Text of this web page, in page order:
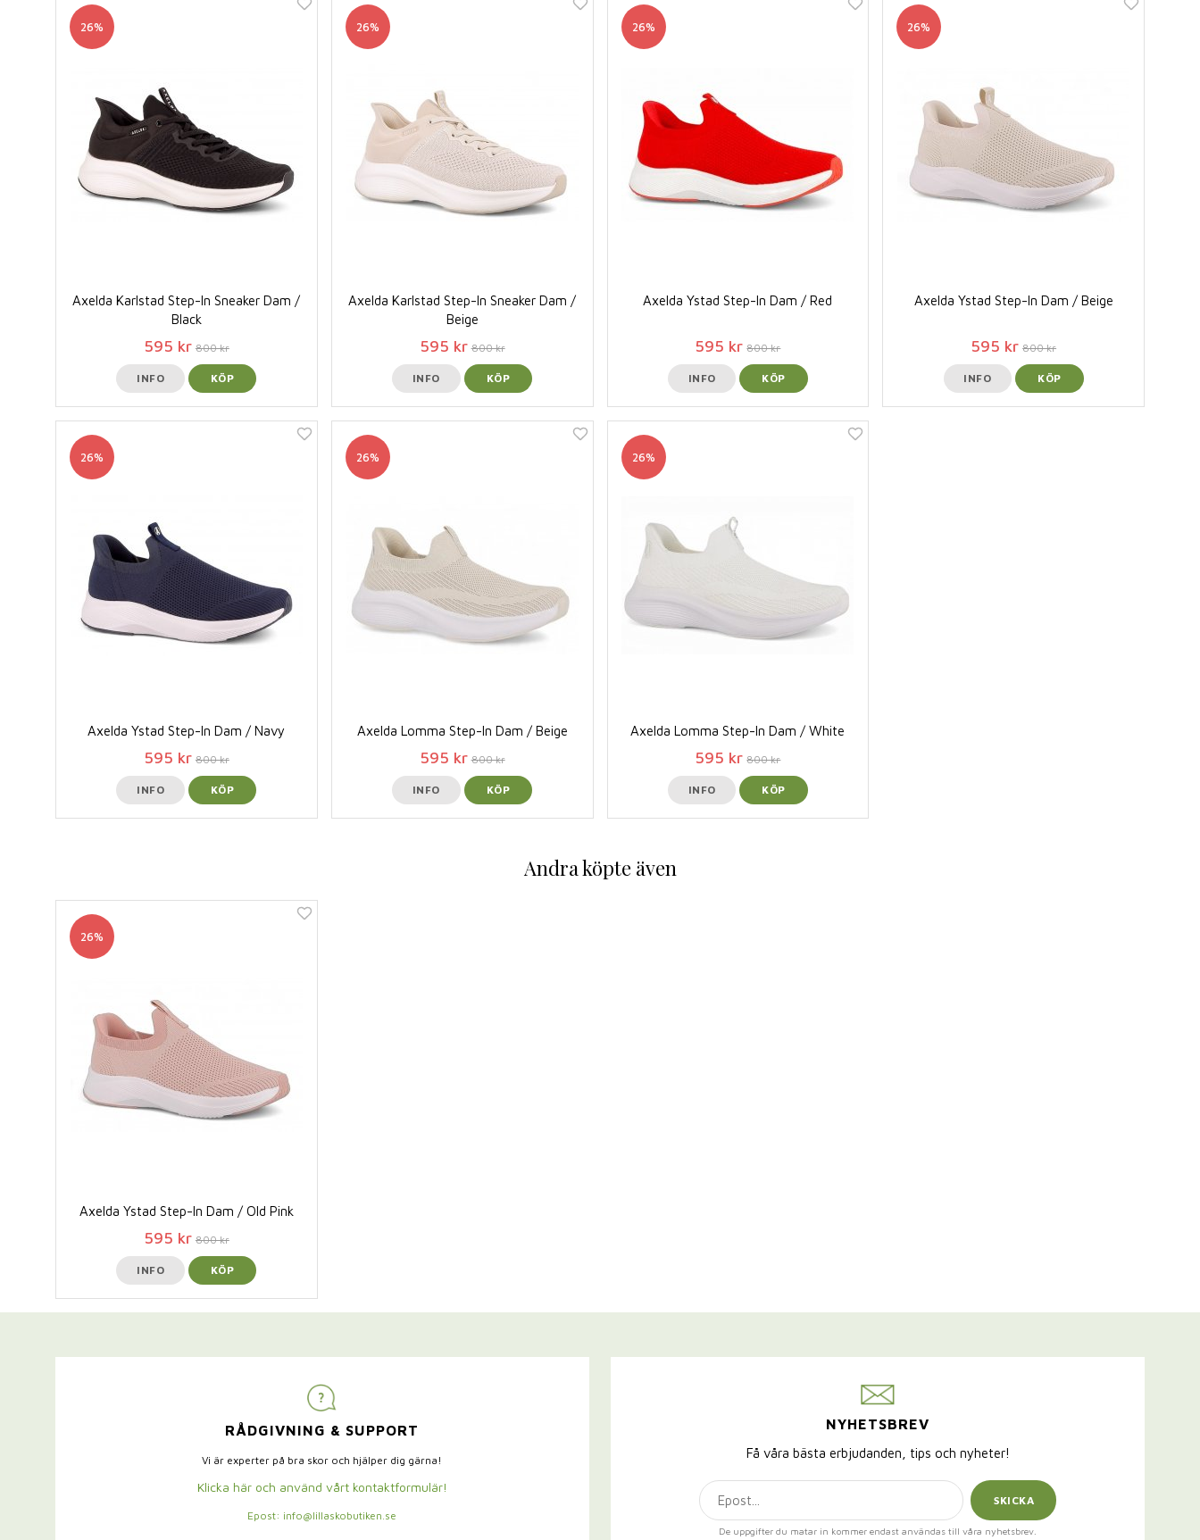
26%
Axelda Karlstad Step-In Sneaker Dam /
Black
595 kr 800 kr
INFO KÖP
26%
Axelda Karlstad Step-In Sneaker Dam /
Beige
595 kr 800 kr
INFO KÖP
26%
Axelda Ystad Step-In Dam / Red
595 kr 800 kr
INFO KÖP
26%
Axelda Ystad Step-In Dam / Beige
595 kr 800 kr
INFO KÖP
26%
Axelda Ystad Step-In Dam / Navy
595 kr 800 kr
INFO KÖP
26%
Axelda Lomma Step-In Dam / Beige
595 kr 800 kr
INFO KÖP
26%
Axelda Lomma Step-In Dam / White
595 kr 800 kr
INFO KÖP
Andra köpte även
26%
Axelda Ystad Step-In Dam / Old Pink
595 kr 800 kr
INFO KÖP
RÅDGIVNING & SUPPORT
Vi är experter på bra skor och hjälper dig gärna!
Klicka här och använd vårt kontaktformulär!
Epost: info@lillaskobutiken.se
NYHETSBREV
Få våra bästa erbjudanden, tips och nyheter!
SKICKA
De uppgifter du matar in kommer endast användas till våra nyhetsbrev.